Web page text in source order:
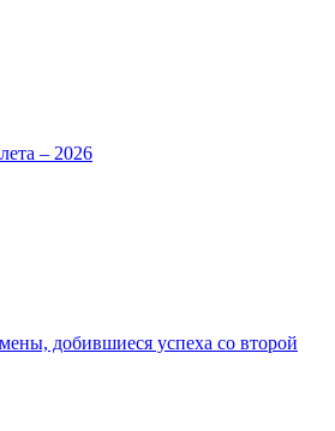
– 2026
добившиеся успеха со второй